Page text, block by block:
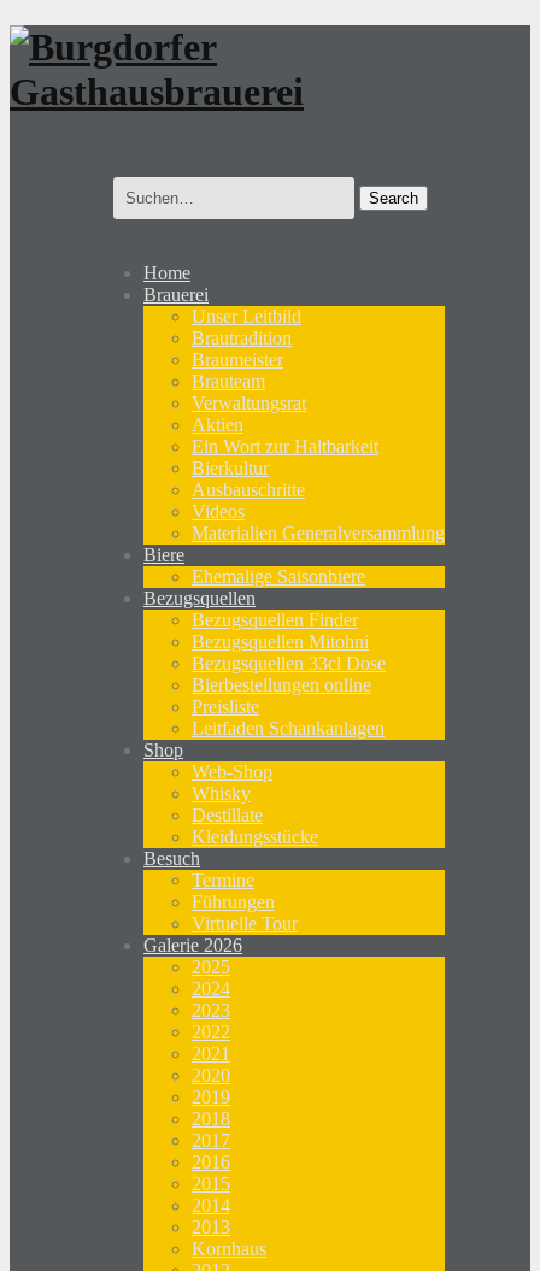
Search
for:
Home
Brauerei
Unser Leitbild
Brautradition
Braumeister
Brauteam
Verwaltungsrat
Aktien
Ein Wort zur Haltbarkeit
Bierkultur
Ausbauschritte
Videos
Materialien Generalversammlung
Biere
Ehemalige Saisonbiere
Bezugsquellen
Bezugsquellen Finder
Bezugsquellen Mitohni
Bezugsquellen 33cl Dose
Bierbestellungen online
Preisliste
Leitfaden Schankanlagen
Shop
Web-Shop
Whisky
Destillate
Kleidungsstücke
Besuch
Termine
Führungen
Virtuelle Tour
Galerie 2026
2025
2024
2023
2022
2021
2020
2019
2018
2017
2016
2015
2014
2013
Kornhaus